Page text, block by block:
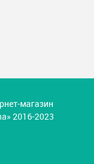
магазин
2016-2023